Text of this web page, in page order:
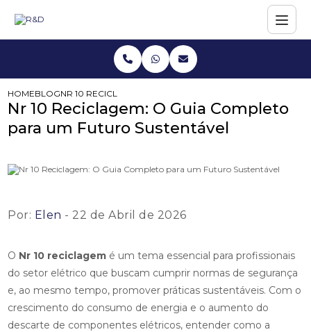
HOMEBLOGNR 10 RECICLAGEM: O GUIA COMPLETO PARA UM
Nr 10 Reciclagem: O Guia Completo
para um Futuro Sustentável
Por: Elen - 22 de Abril de 2026
O Nr 10 reciclagem é um tema essencial para profissionais
do setor elétrico que buscam cumprir normas de segurança
e, ao mesmo tempo, promover práticas sustentáveis. Com o
crescimento do consumo de energia e o aumento do
descarte de componentes elétricos, entender como a